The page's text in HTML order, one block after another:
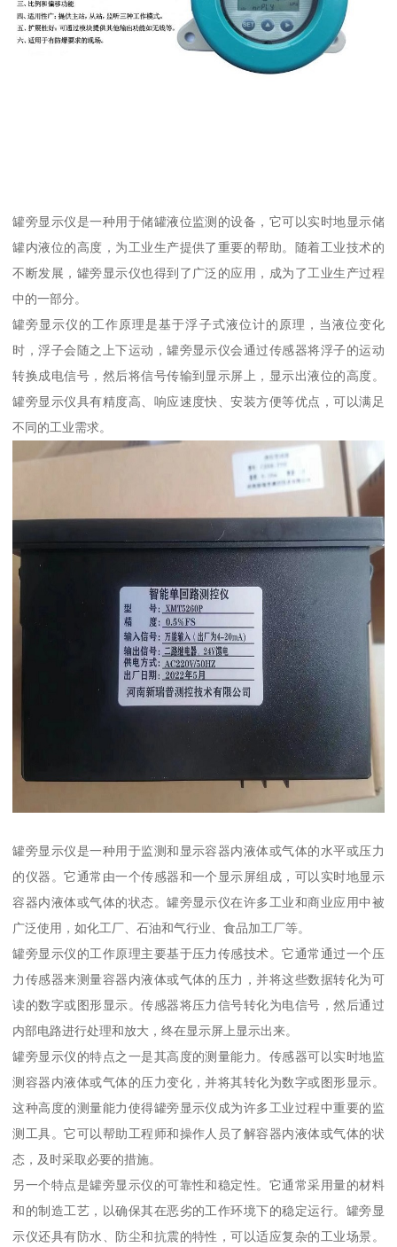
罐旁显示仪是一种用于储罐液位监测的设备，它可以实时地显示储
罐内液位的高度，为工业生产提供了重要的帮助。随着工业技术的
不断发展，罐旁显示仪也得到了广泛的应用，成为了工业生产过程
中的一部分。
罐旁显示仪的工作原理是基于浮子式液位计的原理，当液位变化
时，浮子会随之上下运动，罐旁显示仪会通过传感器将浮子的运动
转换成电信号，然后将信号传输到显示屏上，显示出液位的高度。
罐旁显示仪具有精度高、响应速度快、安装方便等优点，可以满足
不同的工业需求。
罐旁显示仪是一种用于监测和显示容器内液体或气体的水平或压力
的仪器。它通常由一个传感器和一个显示屏组成，可以实时地显示
容器内液体或气体的状态。罐旁显示仪在许多工业和商业应用中被
广泛使用，如化工厂、石油和气行业、食品加工厂等。
罐旁显示仪的工作原理主要基于压力传感技术。它通常通过一个压
力传感器来测量容器内液体或气体的压力，并将这些数据转化为可
读的数字或图形显示。传感器将压力信号转化为电信号，然后通过
内部电路进行处理和放大，终在显示屏上显示出来。
罐旁显示仪的特点之一是其高度的测量能力。传感器可以实时地监
测容器内液体或气体的压力变化，并将其转化为数字或图形显示。
这种高度的测量能力使得罐旁显示仪成为许多工业过程中重要的监
测工具。它可以帮助工程师和操作人员了解容器内液体或气体的状
态，及时采取必要的措施。
另一个特点是罐旁显示仪的可靠性和稳定性。它通常采用量的材料
和的制造工艺，以确保其在恶劣的工作环境下的稳定运行。罐旁显
示仪还具有防水、防尘和抗震的特性，可以适应复杂的工业场景。